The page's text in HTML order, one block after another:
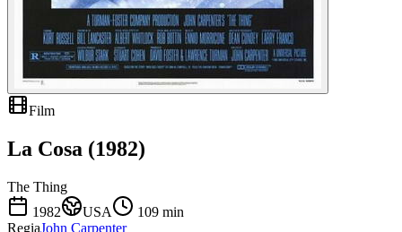
Film
La Cosa (1982)
The Thing
1982
USA 109 min
RegiaJohn Carpenter